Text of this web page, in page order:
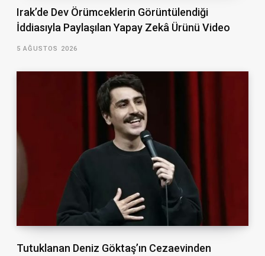
Irak’de Dev Örümceklerin Görüntülendiği
İddiasıyla Paylaşılan Yapay Zekâ Ürünü Video
5 AĞUSTOS 2026
Tutuklanan Deniz Göktaş’ın Cezaevinden